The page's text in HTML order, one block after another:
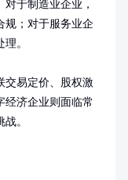
于制造业企业，
规；对于服务业企
。
交易定价、股权激
经济企业则面临常
。